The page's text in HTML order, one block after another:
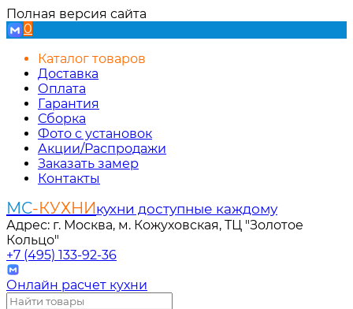
Полная версия сайта
0
Каталог товаров
Доставка
Оплата
Гарантия
Сборка
Фото с установок
Акции/Распродажи
Заказать замер
Контакты
МС-КУХНИкухни доступные каждому
Адрес: г. Москва, м. Кожуховская, ТЦ "Золотое
Кольцо"
+7 (495) 133-92-36
Онлайн расчет кухни